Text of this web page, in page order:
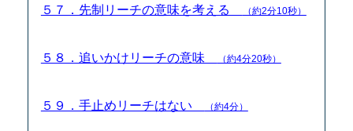
５７．先制リーチの意味を考える （約2分10秒）
５８．追いかけリーチの意味 （約4分20秒）
５９．手止めリーチはない （約4分）